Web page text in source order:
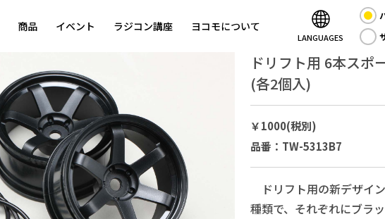
商品 イベント ラジコン講座 ヨコモについて
LANGUAGES
ドリフト用 6本スポ
(各2個入)
￥1000(税別)
品番：TW-5313B7
ドリフト用の新デザイ
種類で、それぞれにブラ